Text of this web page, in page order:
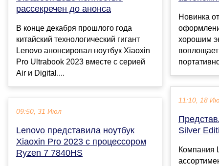
рассекречен до анонса
В конце декабря прошлого года
китайский технологический гигант
Lenovo анонсировал ноутбук Xiaoxin
Pro Ultrabook 2023 вместе с серией
Air и Digital....
09:50, 31 Июл
Lenovo представила ноутбук
Xiaoxin Pro 2023 с процессором
Ryzen 7 7840HS
Новинка
хорошим
11:10, 18
Silver
Компания